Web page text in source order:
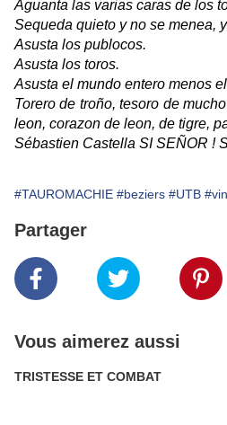
Aguanta las varias caras de los
Sequeda quieto y no se menea,
Asusta los publocos.
Asusta los toros.
Asusta el mundo entero menos
Torero de troño, tesoro de
leon, corazon de leon, de tigre,
Sébastien Castella SI SEÑOR !
#TAUROMACHIE #beziers #UTB
Partager
Vous aimerez aussi
TRISTESSE ET COMBAT